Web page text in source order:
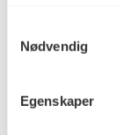
Nødvendig
Egenskaper
post@koro.no